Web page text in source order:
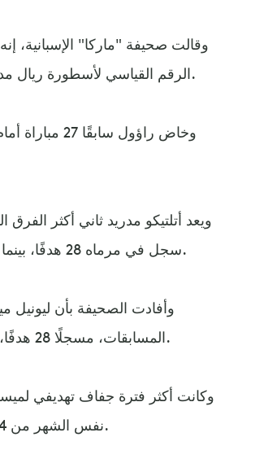
وقالت صحيفة "ماركا" الإسبانية،
الرقم القياسي لأسطورة ريال مدريد، راؤول جونزاليس، بـ17 انتصارا على الأتلتي في الليجا.
ويعد أتلتيكو مدريد ثاني أكثر
سجل في مرماه 28 هدفًا، بينما يعد إشبيلية هو الخصم المفضل للأرجنتيني برصيد 32 هدفا.
المسابقات، مسجلًا 28 هدفًا، أي أنه الخطر الأكبر على دفاعات الفريق العاصمي، اليوم.
نفس الشهر من 2014، إذ غاب عن التسجيل في مرماهم لـ7 مباريات متتالية.